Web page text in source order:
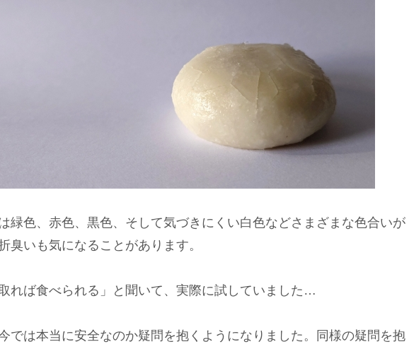
緑色、赤色、黒色、そして気づきにくい白色などさまざまな色合いが
臭いも気になることがあります。
れば食べられる」と聞いて、実際に試していました…
では本当に安全なのか疑問を抱くようになりました。同様の疑問を抱